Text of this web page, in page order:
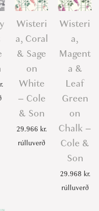
Wisteri
a, Coral
& Sage
on
White
– Cole
& Son
29.966 kr.
rúlluverð
Wisteri
a,
Magent
a &
Leaf
Green
on
Chalk –
Cole &
Son
29.968 kr.
rúlluverð